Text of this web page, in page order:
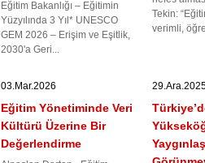
Eğitim Bakanlığı – Eğitimin
Yüzyılında 3 Yıl* UNESCO
GEM 2026 – Erişim ve Eşitlik,
2030'a Geri...
Tekin:
verimli,
03.Mar.2026
Eğitim Yönetiminde Veri
Kültürü Üzerine Bir
Değerlendirme